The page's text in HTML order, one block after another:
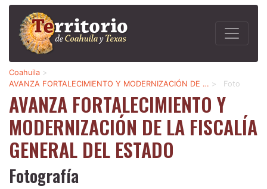
Coahuila >
AVANZA FORTALECIMIENTO Y MODERNIZACIÓN DE … > Foto
AVANZA FORTALECIMIENTO Y
MODERNIZACIÓN DE LA FISCALÍA
GENERAL DEL ESTADO
Fotografía